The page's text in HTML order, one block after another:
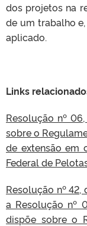
dos projetos na
de um trabalho
aplicado.
Links
Resolução nº
sobre o
de extensão em
Federal de
Resolução nº
a Resolução nº
dispõe sobre o